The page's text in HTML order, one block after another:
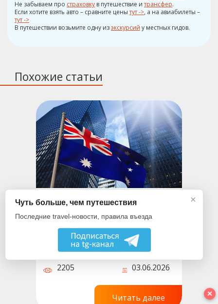
Не забываем про страховку в путешествие итрансфер.
Если хотите взять авто – сравните ценытут ->, а на авиабилеты –
тут ->
В путешествии возьмите одну изэкскурсий у местных гидов.
Похожие статьи
Виза в Австралию - как
получить
самостоятельно:
требования,
документы, сроки и
советы
Dmitriy Traveler
23 мин
2205
03.06.2026
Читать далее ✕
×
Чуть больше, чем путешествия
Последние travel-новости, правила въезда